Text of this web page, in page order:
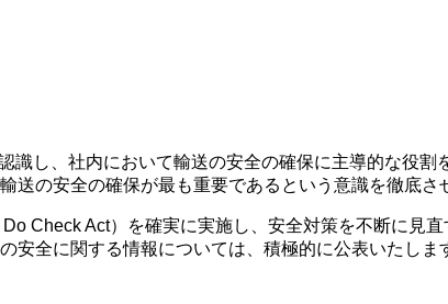
し、社内において輸送の安全の確保に主導的な役割
の安全の確保が最も重要であるという意識を徹底さ
Check Act）を確実に実施し、安全対策を不断に見
全に関する情報については、積極的に公表いたしま